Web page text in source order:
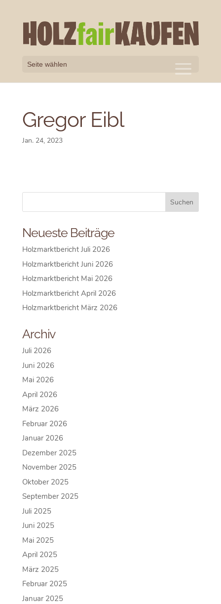
Seite wählen
Gregor Eibl
Jan. 24, 2023
Neueste Beiträge
Holzmarktbericht Juli 2026
Holzmarktbericht Juni 2026
Holzmarktbericht Mai 2026
Holzmarktbericht April 2026
Holzmarktbericht März 2026
Archiv
Juli 2026
Juni 2026
Mai 2026
April 2026
März 2026
Februar 2026
Januar 2026
Dezember 2025
November 2025
Oktober 2025
September 2025
Juli 2025
Juni 2025
Mai 2025
April 2025
März 2025
Februar 2025
Januar 2025